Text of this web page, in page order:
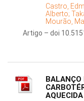
Castro,
Alberto;
Mourão,
Artigo – doi
BALANÇO